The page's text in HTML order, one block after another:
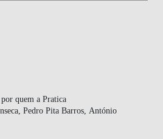
quem a Pratica
Pedro Pita Barros, António